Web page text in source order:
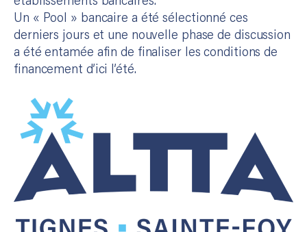
Un « Pool » bancaire a été sélectionné ces
derniers jours et une nouvelle phase de discussion
a été entamée afin de finaliser les conditions de
financement d’ici l’été.